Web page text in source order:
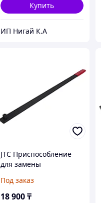
Купить
ИП Нигай К.А
JTC Приспособление
для замены
(MB M270 T55x500мм)
(L) OEM 270589000700
Под заказ
18 900₸